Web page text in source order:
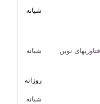
شبانه
نوین
شبانه
روزانه
شبانه